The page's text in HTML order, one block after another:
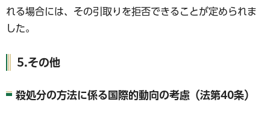
れる場合には、その引取りを拒否できることが定められま
した。
5.その他
殺処分の方法に係る国際的動向の考慮（法第40条）